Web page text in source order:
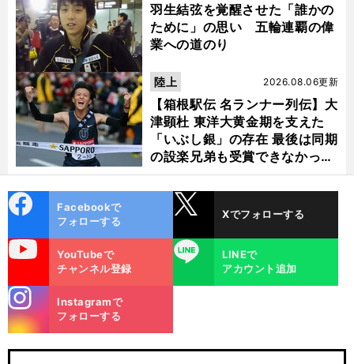
羽生結弦を覚醒させた「誰かの
ために」の思い 五輪連覇の偉
業への道のり
【箱根駅伝 名ランナー列伝】大
津顕杜 東洋大黄金期を支えた
「いぶし銀」の存在 最後は同期
の設楽兄弟も受賞できなかった
金栗杯に輝く
2026.08.06更新
陸上
ok
Facebookで
フォローする
Xでフォローする
YouTubeで
チャンネル登録
LINE
LINEで
アカウント追加
m
Instagramで
フォローする